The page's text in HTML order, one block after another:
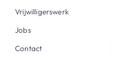
Vrijwilligerswerk
Jobs
Contact